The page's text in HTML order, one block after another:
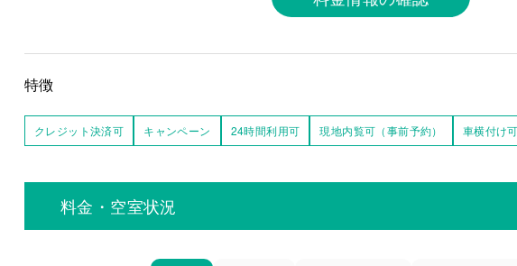
特徴
クレジット決済可 キャンペーン 24時間利用可 現地内覧可（事前予約） 車横付け可
料金・空室状況